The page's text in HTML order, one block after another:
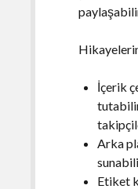
İçerik
Arka
Etiket